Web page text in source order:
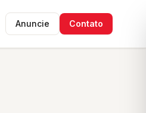
Anuncie Contato